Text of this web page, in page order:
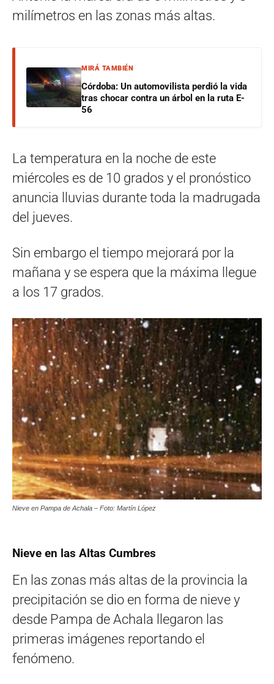
milímetros en las zonas más altas.
MIRÁ TAMBIÉN
Córdoba: Un automovilista perdió la vida
tras chocar contra un árbol en la ruta E-
56
La temperatura en la noche de este
miércoles es de 10 grados y el pronóstico
anuncia lluvias durante toda la madrugada
del jueves.
Sin embargo el tiempo mejorará por la
mañana y se espera que la máxima llegue
a los 17 grados.
Nieve en Pampa de Achala – Foto: Martín López
Nieve en las Altas Cumbres
En las zonas más altas de la provincia la
precipitación se dio en forma de nieve y
desde Pampa de Achala llegaron las
primeras imágenes reportando el
fenómeno.